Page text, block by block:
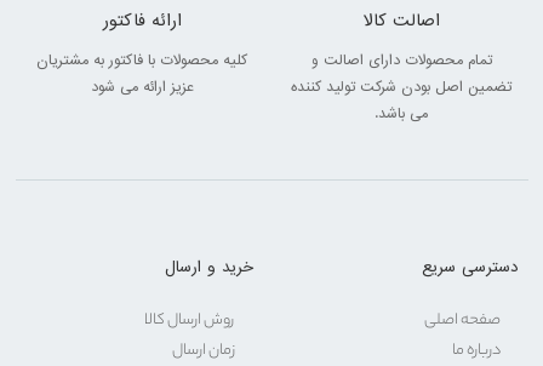
اصالت کالا
تمام محصولات دارای اصالت و
تضمین اصل بودن شرکت تولید کننده
می باشد.
ارائه فاکتور
کلیه محصولات با فاکتور به مشتریان
عزیز ارائه می شود
دسترسی سریع
صفحه اصلی
درباره ما
خرید و ارسال
روش ارسال کالا
زمان ارسال